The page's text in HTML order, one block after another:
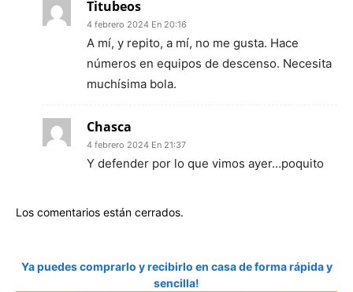
Titubeos
4 febrero 2024 En 20:16
A mí, y repito, a mí, no me gusta. Hace
números en equipos de descenso. Necesita
muchísima bola.
Chasca
4 febrero 2024 En 21:37
Y defender por lo que vimos ayer…poquito
Los comentarios están cerrados.
Ya puedes comprarlo y recibirlo en casa de forma rápida y
sencilla!